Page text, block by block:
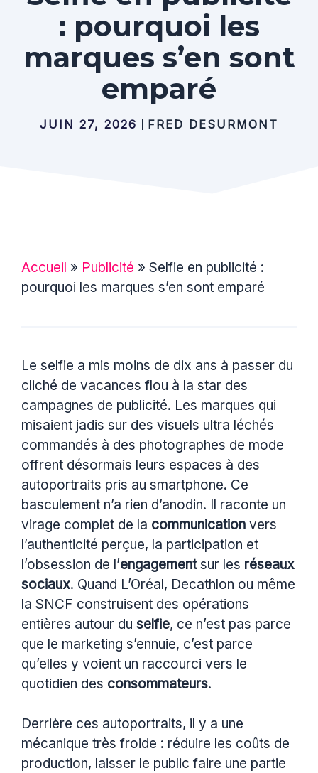
: pourquoi les
marques s’en sont
emparé
JUIN 27, 2026 FRED DESURMONT
Accueil » Publicité » Selfie en publicité :
pourquoi les marques s’en sont emparé
Le selfie a mis moins de dix ans à passer du
cliché de vacances flou à la star des
campagnes de publicité. Les marques qui
misaient jadis sur des visuels ultra léchés
commandés à des photographes de mode
offrent désormais leurs espaces à des
autoportraits pris au smartphone. Ce
basculement n’a rien d’anodin. Il raconte un
virage complet de la communication vers
l’authenticité perçue, la participation et
l’obsession de l’engagementsur les réseaux
sociaux. Quand L’Oréal, Decathlon ou même
la SNCF construisent des opérations
entières autour du selfie, ce n’est pas parce
que le marketing s’ennuie, c’est parce
qu’elles y voient un raccourci vers le
quotidien des consommateurs.
Derrière ces autoportraits, il y a une
mécanique très froide : réduire les coûts de
production, laisser le public faire une partie